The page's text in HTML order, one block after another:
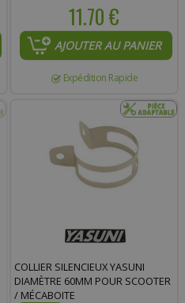
11.70 €
AJOUTER AU PANIER
Expédition Rapide
COLLIER SILENCIEUX YASUNI
DIAMÈTRE 60MM POUR SCOOTER
/ MÉCABOITE